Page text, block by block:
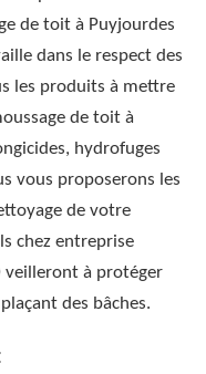
de toit à Puyjourdes
dans le respect des
les produits à mettre
de toit à
hydrofuges
vous proposerons les
de votre
chez entreprise
veilleront à protéger
des bâches.